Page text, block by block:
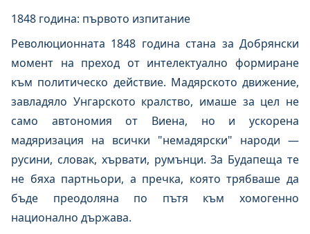
1848 година: първото изпитание
Революционната 1848 година стана за Добрянски
момент на преход от интелектуално формиране
към политическо действие. Мадярското движение,
завладяло Унгарското кралство, имаше за цел не
само автономия от Виена, но и ускорена
мадяризация на всички "немадярски" народи —
русини, словак, хървати, румънци. За Будапеща те
не бяха партньори, а пречка, която трябваше да
бъде преодоляна по пътя към хомогенно
национално държава.